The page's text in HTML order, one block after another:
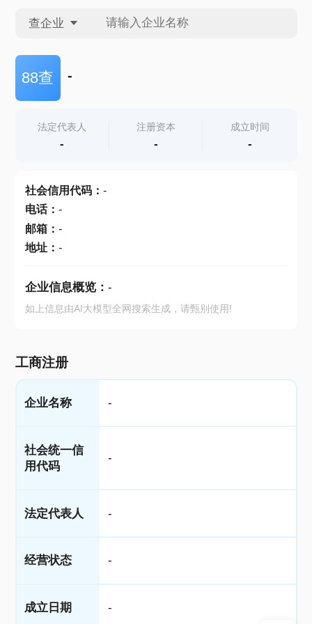
查企业
查企业
查产地
88查 -
法定代表人
-
注册资本
-
成立时间
-
社会信用代码： -
电话： -
邮箱： -
地址： -
企业信息概览： -
如上信息由AI大模型全网搜索生成，请甄别使用!
工商注册
企业名称 -
社会统一信
用代码
-
法定代表人 -
经营状态 -
成立日期 -